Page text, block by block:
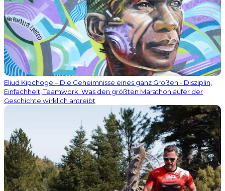
Eliud Kipchoge – Die Geheimnisse eines ganz Großen - Disziplin,
Einfachheit, Teamwork: Was den größten Marathonläufer der
Geschichte wirklich antreibt